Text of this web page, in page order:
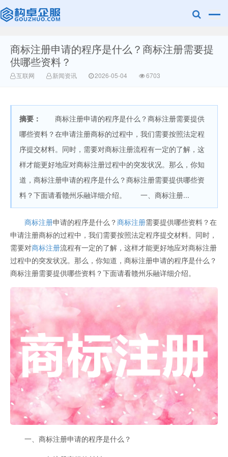
广美明度文化
商标注册申请的程序是什么？商标注册需要提
供哪些资料？
互联网 新闻资讯 2026-05-04 6703
摘要：
商标注册申请的程序是什么？商标注册需要提供
哪些资料？在申请注册商标的过程中，我们需要按照法定程
序提交材料。同时，需要对商标注册流程有一定的了解，这
样才能更好地应对商标注册过程中的突发状况。那么，你知
道，商标注册申请的程序是什么？商标注册需要提供哪些资
料？下面请看赣州乐融详细介绍。 一、商标注册...
商标注册申请的程序是什么？商标注册需要提供哪些资料？在
申请注册商标的过程中，我们需要按照法定程序提交材料。同时，
需要对商标注册流程有一定的了解，这样才能更好地应对商标注册
过程中的突发状况。那么，你知道，商标注册申请的程序是什么？
商标注册需要提供哪些资料？下面请看赣州乐融详细介绍。
一、商标注册申请的程序是什么？